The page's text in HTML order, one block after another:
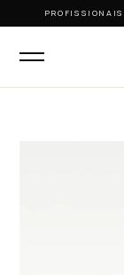
PROFISSIONAIS